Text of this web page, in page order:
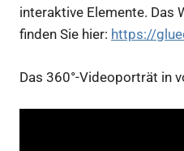
interaktive Elemente. Das
finden Sie hier: https://
Das 360°-Videoporträt in